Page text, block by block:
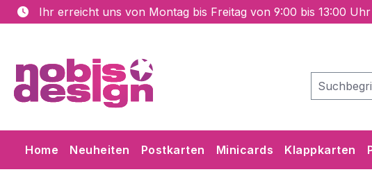
Hauptinhalt springen
Zur Suche springen
Zur Hauptnavigation springen
Ihr erreicht uns von Montag bis Freitag von 9:00 bis 13:00
Home Neuheiten Postkarten Minicards Klappkarten